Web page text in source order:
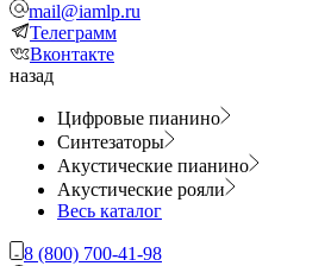
mail@iamlp.ru
Телеграмм
Вконтакте
назад
Цифровые пианино
Синтезаторы
Акустические пианино
Акустические рояли
Весь каталог
8 (800) 700-41-98